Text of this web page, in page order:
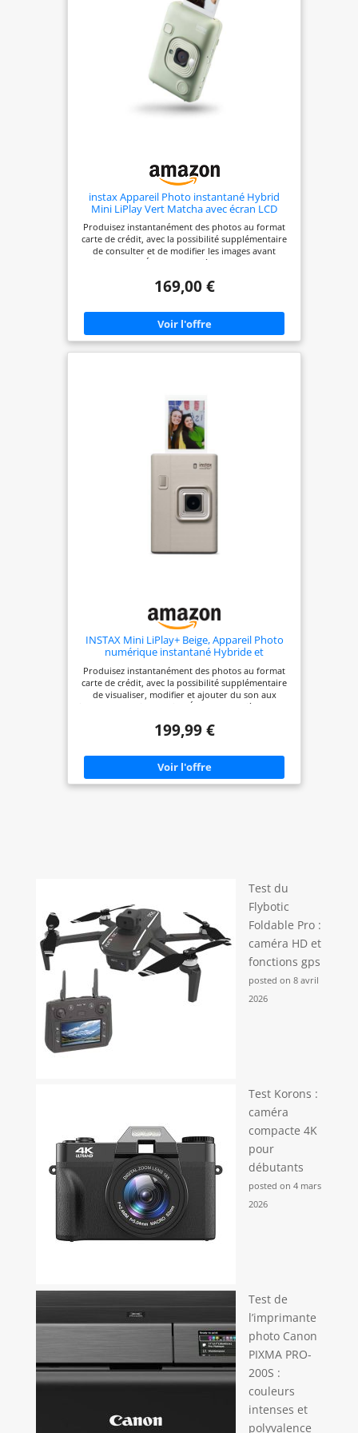
instax Appareil Photo instantané Hybrid
Mini LiPlay Vert Matcha avec écran LCD
arrière de 2,7 Pouces, Emplacement pour
Carte Micro SD, Chargement USB Type-c,
Film Vendu séparément
Produisez instantanément des photos au format
carte de crédit, avec la possibilité supplémentaire
de consulter et de modifier les images avant
l'impression. Écran LCD arrière de 2,7 pouces,
d'ajouter du son aux images via des codes QR
carte SD Utilise tous les mini films Instax vendus
séparément Une multitude de cadres et de filtres à
ajouter avant l'impression, ainsi que 3 paramètres
favoris
169,00 €
INSTAX Mini LiPlay+ Beige, Appareil Photo
numérique instantané Hybride et
imprimante Photo, écran LCD 6 x 4 cm,
Fonction d'enregistrement Audio, objectifs
Principal et Grand Angle pour Selfies
Produisez instantanément des photos au format
carte de crédit, avec la possibilité supplémentaire
de visualiser, modifier et ajouter du son aux
images avant l'impression Écran LCD arrière de 2,7
application unique, amusante et gratuite Stockage
micro SD Double caméra, caméra principale et
caméra grand angle pour selfies, se connecte au
smartphone via Bluetooth Retardateur 2 et 10
secondes, emplacement pour carte micro SD,
199,99 €
Test du
Flybotic
Foldable Pro :
caméra HD et
fonctions gps
posted on 8 avril
2026
Test Korons :
caméra
compacte 4K
pour
débutants
posted on 4 mars
2026
Test de
l’imprimante
photo Canon
PIXMA PRO-
200S :
couleurs
intenses et
polyvalence